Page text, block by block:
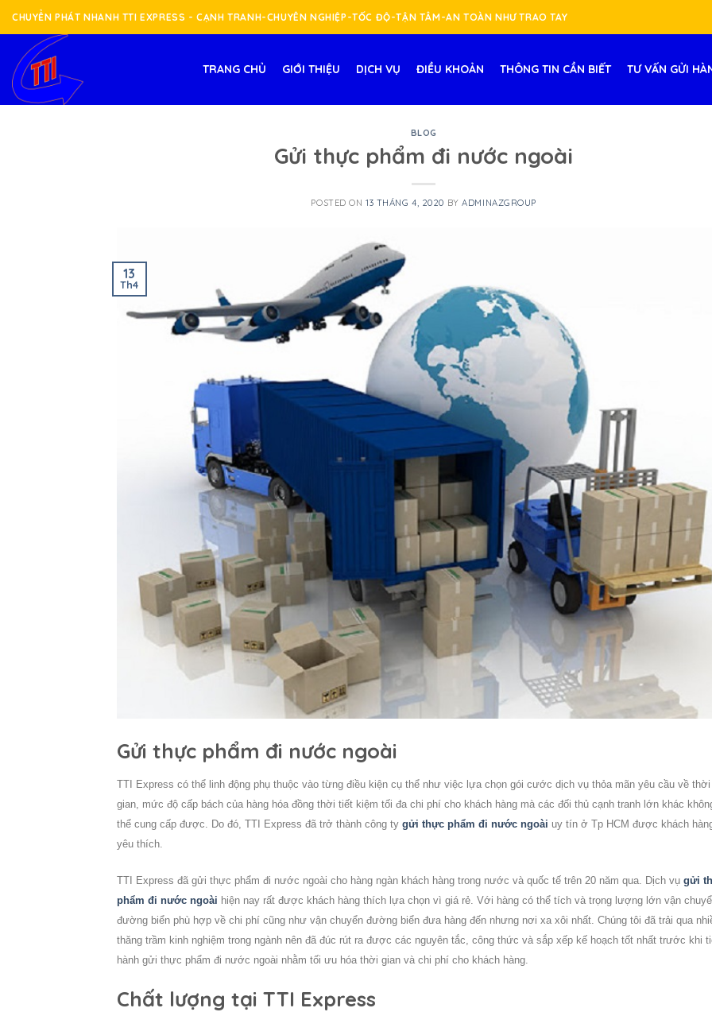
Skip
content
CHUYỂN PHÁT NHANH TTI EXPRESS - CẠNH TRANH-CHUYÊN NGHIỆP-TỐC ĐỘ-TẬN TÂM-AN TOÀN NHƯ TRAO TAY
TRANG CHỦ GIỚI THIỆU DỊCH VỤ ĐIỀU KHOẢN THÔNG TIN CẦN BIẾT TƯ VẤN GỬI
BLOG
Gửi thực phẩm đi nước ngoài
POSTED ON13 THÁNG 4, 2020 BYADMINAZGROUP
13
Th4
Gửi thực phẩm đi nước ngoài
TTI Express có thể linh động phụ thuộc vào từng điều kiện cụ thể như việc lựa chọn gói cước dịch vụ thỏa mãn yêu cầu về thời
gian, mức độ cấp bách của hàng hóa đồng thời tiết kiệm tối đa chi phí cho khách hàng mà các đối thủ cạnh tranh lớn khác
thể cung cấp được. Do đó, TTI Express đã trở thành công ty gửi thực phẩm đi nước ngoài uy tín ở Tp HCM được khách
yêu thích.
TTI Express đã gửi thực phẩm đi nước ngoài cho hàng ngàn khách hàng trong nước và quốc tế trên 20 năm qua. Dịch vụ gửi
phẩm đi nước ngoài hiện nay rất được khách hàng thích lựa chọn vì giá rẻ. Với hàng có thể tích và trọng lượng lớn vận
đường biển phù hợp về chi phí cũng như vận chuyển đường biển đưa hàng đến nhưng nơi xa xôi nhất. Chúng tôi đã trải qua
thăng trầm kinh nghiệm trong ngành nên đã đúc rút ra được các nguyên tắc, công thức và sắp xếp kế hoạch tốt nhất trước khi
hành gửi thực phẩm đi nước ngoài nhằm tối ưu hóa thời gian và chi phí cho khách hàng.
Chất lượng tại TTI Express